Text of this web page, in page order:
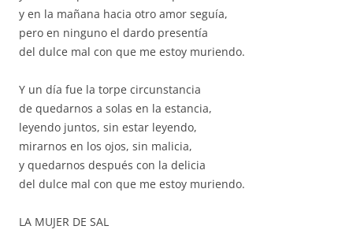
y en la mañana hacia otro amor seguía,
pero en ninguno el dardo presentía
del dulce mal con que me estoy muriendo.
Y un día fue la torpe circunstancia
de quedarnos a solas en la estancia,
leyendo juntos, sin estar leyendo,
mirarnos en los ojos, sin malicia,
y quedarnos después con la delicia
del dulce mal con que me estoy muriendo.
LA MUJER DE SAL